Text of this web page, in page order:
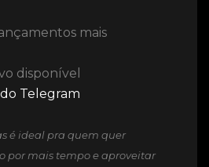
mais
disponível
Telegram
é ideal pra quem quer
por mais tempo e aproveitar